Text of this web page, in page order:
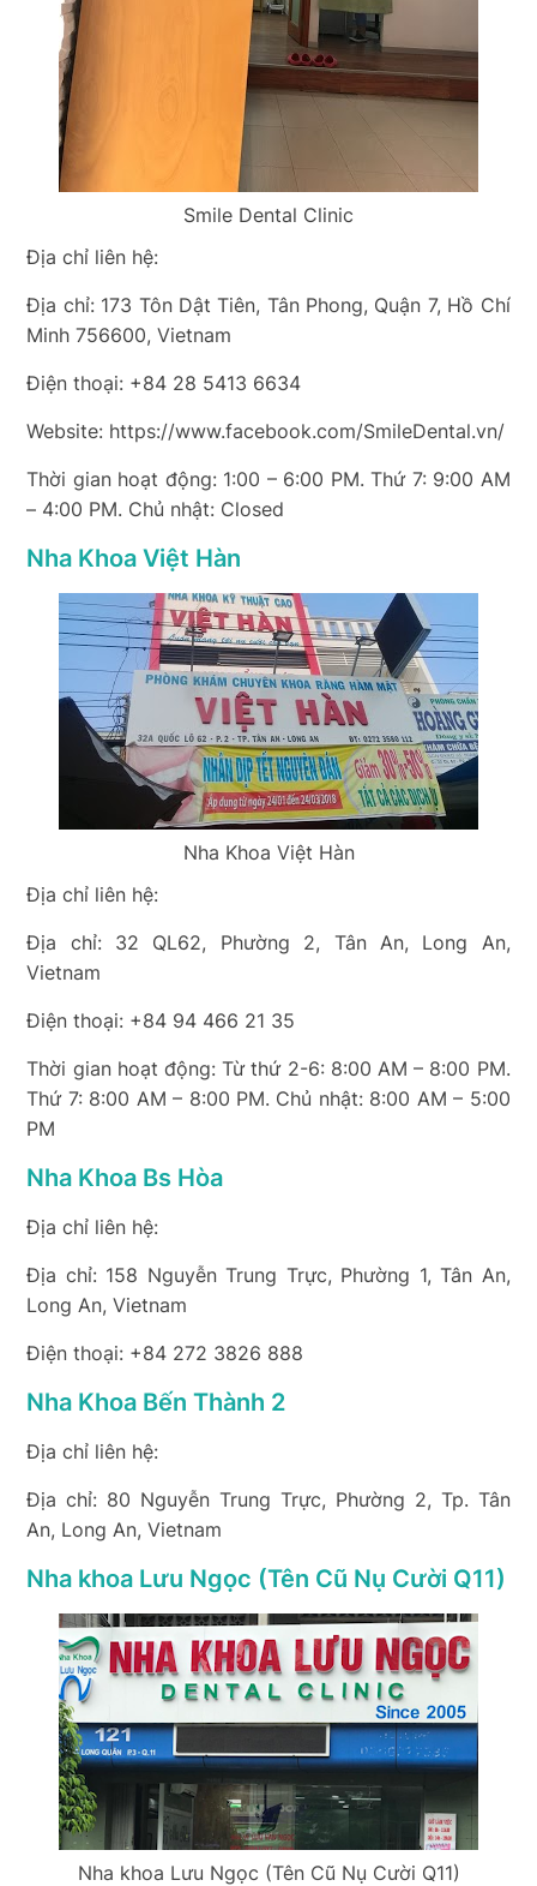
Smile Dental Clinic
Địa chỉ liên hệ:
Địa chỉ: 173 Tôn Dật Tiên, Tân Phong, Quận 7, Hồ Chí
Minh 756600, Vietnam
Điện thoại: +84 28 5413 6634
Website: https://www.facebook.com/SmileDental.vn/
Thời gian hoạt động: 1:00 – 6:00 PM. Thứ 7: 9:00 AM
– 4:00 PM. Chủ nhật: Closed
Nha Khoa Việt Hàn
Nha Khoa Việt Hàn
Địa chỉ liên hệ:
Địa chỉ: 32 QL62, Phường 2, Tân An, Long An,
Vietnam
Điện thoại: +84 94 466 21 35
Thời gian hoạt động: Từ thứ 2-6: 8:00 AM – 8:00 PM.
Thứ 7: 8:00 AM – 8:00 PM. Chủ nhật: 8:00 AM – 5:00
PM
Nha Khoa Bs Hòa
Địa chỉ liên hệ:
Địa chỉ: 158 Nguyễn Trung Trực, Phường 1, Tân An,
Long An, Vietnam
Điện thoại: +84 272 3826 888
Nha Khoa Bến Thành 2
Địa chỉ liên hệ:
Địa chỉ: 80 Nguyễn Trung Trực, Phường 2, Tp. Tân
An, Long An, Vietnam
Nha khoa Lưu Ngọc (Tên Cũ Nụ Cười Q11)
Nha khoa Lưu Ngọc (Tên Cũ Nụ Cười Q11)